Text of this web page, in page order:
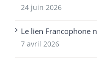
24 juin 2026
Le lien Francophone
7 avril 2026